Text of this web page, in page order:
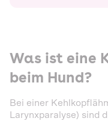
Was ist eine
beim Hund?
Bei einer
Larynxparalyse) sind